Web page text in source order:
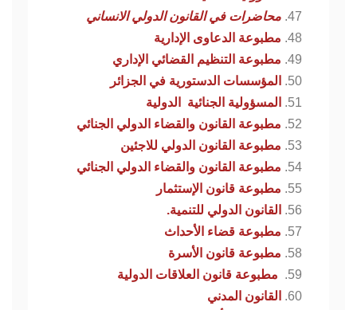
محاضرات في القانون الدولي الانساني
مطبوعة الدعاوى الإدارية
مطبوعة التنظيم القضائي الإداري
المؤسسات الدستورية في الجزائر
المسؤولية الجنائية الدولية
مطبوعة القانون والقضاء الدولي الجنائي
مطبوعة القانون الدولي للاجئين
مطبوعة القانون والقضاء الدولي الجنائي
مطبوعة قانون الإستثمار
القانون الدولي للتنمية.
مطبوعة قضاء الأحداث
مطبوعة قانون الأسرة
مطبوعة قانون العلاقات الدولية
القانون المدني